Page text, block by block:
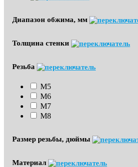
Диапазон обжима, мм
Толщина стенки
Резьба
М5
М6
М7
М8
Размер резьбы, дюймы
Материал